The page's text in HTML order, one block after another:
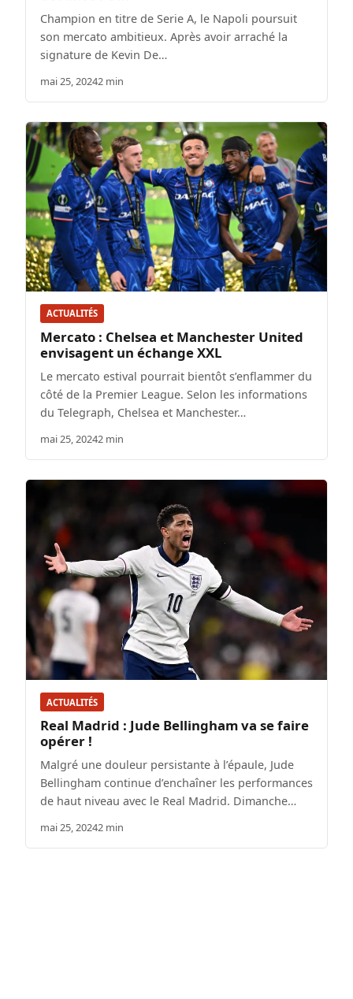
Champion en titre de Serie A, le Napoli poursuit
son mercato ambitieux. Après avoir arraché la
signature de Kevin De…
mai 25, 20242 min
ACTUALITÉS
Mercato : Chelsea et Manchester United
envisagent un échange XXL
Le mercato estival pourrait bientôt s’enflammer du
côté de la Premier League. Selon les informations
du Telegraph, Chelsea et Manchester…
mai 25, 20242 min
ACTUALITÉS
Real Madrid : Jude Bellingham va se faire
opérer !
Malgré une douleur persistante à l’épaule, Jude
Bellingham continue d’enchaîner les performances
de haut niveau avec le Real Madrid. Dimanche…
mai 25, 20242 min